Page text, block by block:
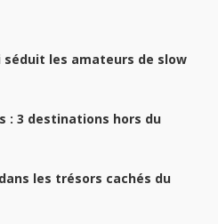
séduit les amateurs de slow
: 3 destinations hors du
les trésors cachés du